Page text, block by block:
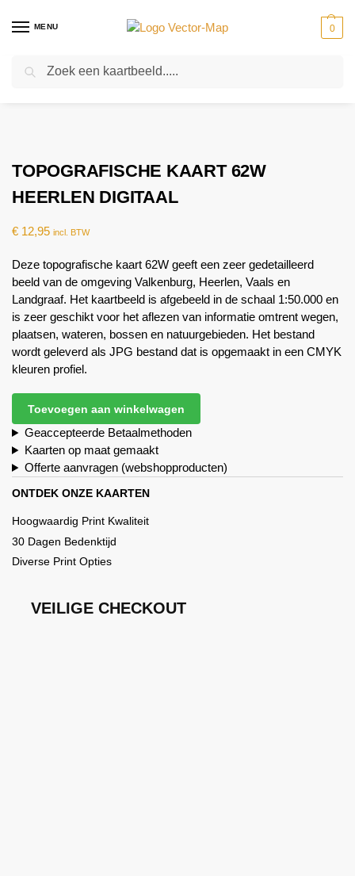
MENU 0
Home - Kaarten - Topografische kaarten
TOPOGRAFISCHE KAART 62W
HEERLEN DIGITAAL
€ 12,95 incl. BTW
Deze topografische kaart 62W geeft een zeer gedetailleerd
beeld van de omgeving Valkenburg, Heerlen, Vaals en
Landgraaf. Het kaartbeeld is afgebeeld in de schaal 1:50.000 en
is zeer geschikt voor het aflezen van informatie omtrent wegen,
plaatsen, wateren, bossen en natuurgebieden. Het bestand
wordt geleverd als JPG bestand dat is opgemaakt in een CMYK
kleuren profiel.
Toevoegen aan winkelwagen
Geaccepteerde Betaalmethoden
Kaarten op maat gemaakt
Offerte aanvragen (webshopproducten)
ONTDEK ONZE KAARTEN
Hoogwaardig Print Kwaliteit
30 Dagen Bedenktijd
Diverse Print Opties
VEILIGE CHECKOUT